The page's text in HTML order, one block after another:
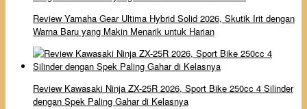
Review Yamaha Gear Ultima Hybrid Solid 2026, Skutik Irit dengan
Warna Baru yang Makin Menarik untuk Harian
Review Kawasaki Ninja ZX-25R 2026, Sport Bike 250cc 4 Silinder
dengan Spek Paling Gahar di Kelasnya